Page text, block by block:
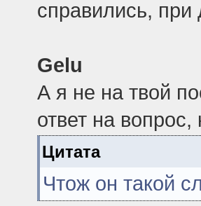
справились, при
Gelu
А я не на твой
ответ на
Цитата
Чтож он такой